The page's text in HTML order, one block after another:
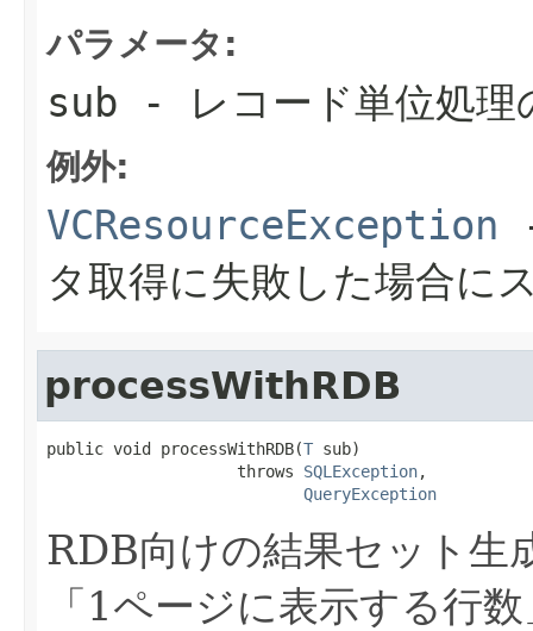
パラメータ:
sub - レコード単位処理
例外:
VCResourceException
タ取得に失敗した場合に
processWithRDB
public void processWithRDB(T sub)
                    throws
SQLException,
QueryException
RDB向けの結果セット生
「1ページに表示する行